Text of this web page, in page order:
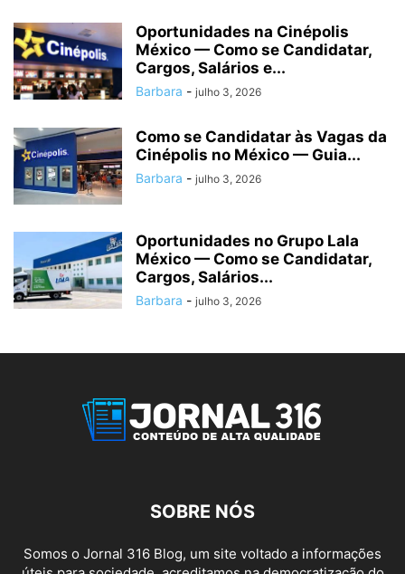
Oportunidades na Cinépolis
México — Como se Candidatar,
Cargos, Salários e...
Barbara - julho 3, 2026
Como se Candidatar às Vagas da
Cinépolis no México — Guia...
Barbara - julho 3, 2026
Oportunidades no Grupo Lala
México — Como se Candidatar,
Cargos, Salários...
Barbara - julho 3, 2026
SOBRE NÓS
Somos o Jornal 316 Blog, um site voltado a informações